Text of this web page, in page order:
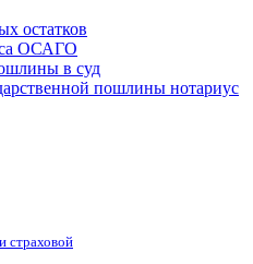
остатков
ОСАГО
в суд
пошлины нотариус
страховой